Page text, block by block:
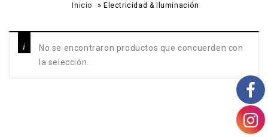
Inicio » Electricidad & Iluminación
No se encontraron productos que concuerden con
la selección.